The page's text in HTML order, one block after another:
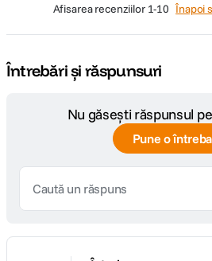
afisarea recenziilor 1-10 Înapoi
Întrebări și răspunsuri
Nu găsești răspunsul
Pune o